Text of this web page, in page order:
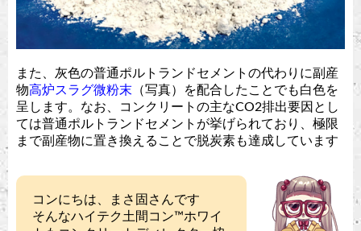
また、灰色の普通ポルトランドセメントの代わりに副産
物高炉スラグ微粉末 （写真）を配合したことでも白色を
呈します。なお、コンクリートの主なCO2排出要因とし
ては普通ポルトランドセメントが挙げられており、極限
まで副産物に置き換えることで脱炭素も達成しています
コンにちは、まさ固さんです
そんなハイテク土間コン™︎ホワイ